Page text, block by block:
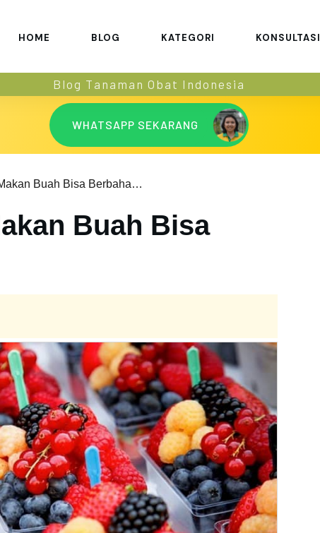
HOME BLOG KATEGORI KONSULTASI
Blog Tanaman Obat Indonesia
WHATSAPP SEKARANG
Apakah Benar Makan Buah Bisa Berbahaya?
Buah Bisa